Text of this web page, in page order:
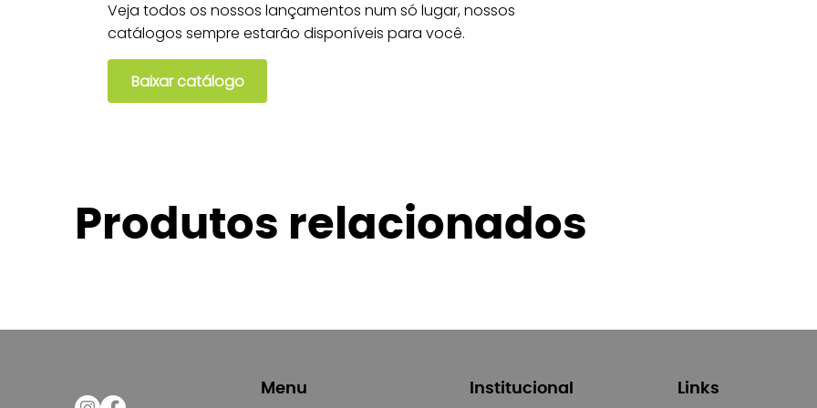
Veja todos os nossos lançamentos num só lugar, nossos
catálogos sempre estarão disponíveis para você.
Baixar catálogo
Produtos relacionados
Menu Institucional Links